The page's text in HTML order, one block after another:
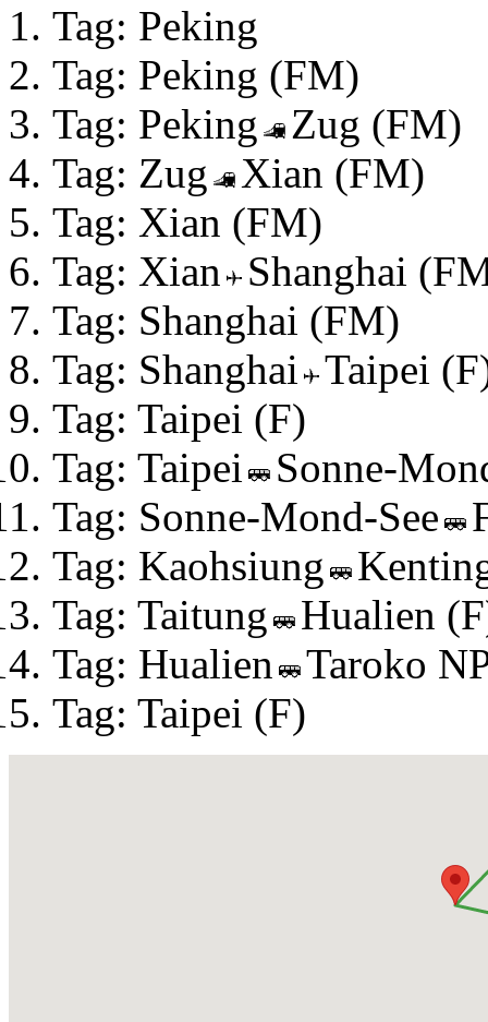
Tag: Peking
Tag: Peking (FM)
Tag: Peking
Zug (FM)
Tag: Zug
Xian (FM)
Tag: Xian (FM)
Tag: Xian
Shanghai
Tag: Shanghai (FM)
Tag: Shanghai
Taipei
Tag: Taipei (F)
Tag: Taipei
Sonne-
Tag: Sonne-Mond-See
Tag: Kaohsiung
Tag: Taitung
Hualien
Tag: Hualien
Taroko
Tag: Taipei (F)